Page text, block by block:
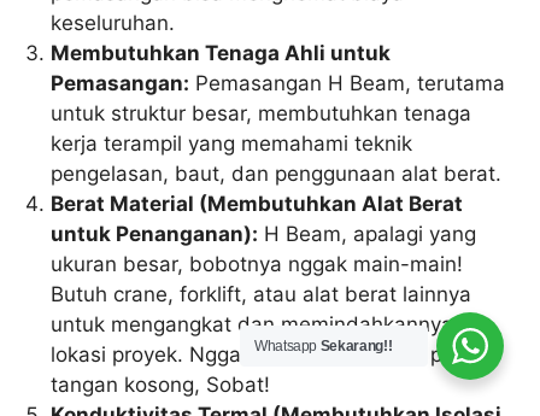
keseluruhan.
Membutuhkan Tenaga Ahli untuk
Pemasangan: Pemasangan H Beam, terutama
untuk struktur besar, membutuhkan tenaga
kerja terampil yang memahami teknik
pengelasan, baut, dan penggunaan alat berat.
Berat Material (Membutuhkan Alat Berat
untuk Penanganan): H Beam, apalagi yang
ukuran besar, bobotnya nggak main-main!
Butuh crane, forklift, atau alat berat lainnya
untuk mengangkat dan memindahkannya di
lokasi proyek. Nggak bisa main angkut pakai
tangan kosong, Sobat!
Whatsapp Sekarang!!